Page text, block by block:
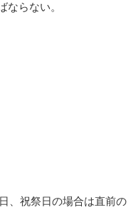
らない。
、祝祭日の場合は直前の